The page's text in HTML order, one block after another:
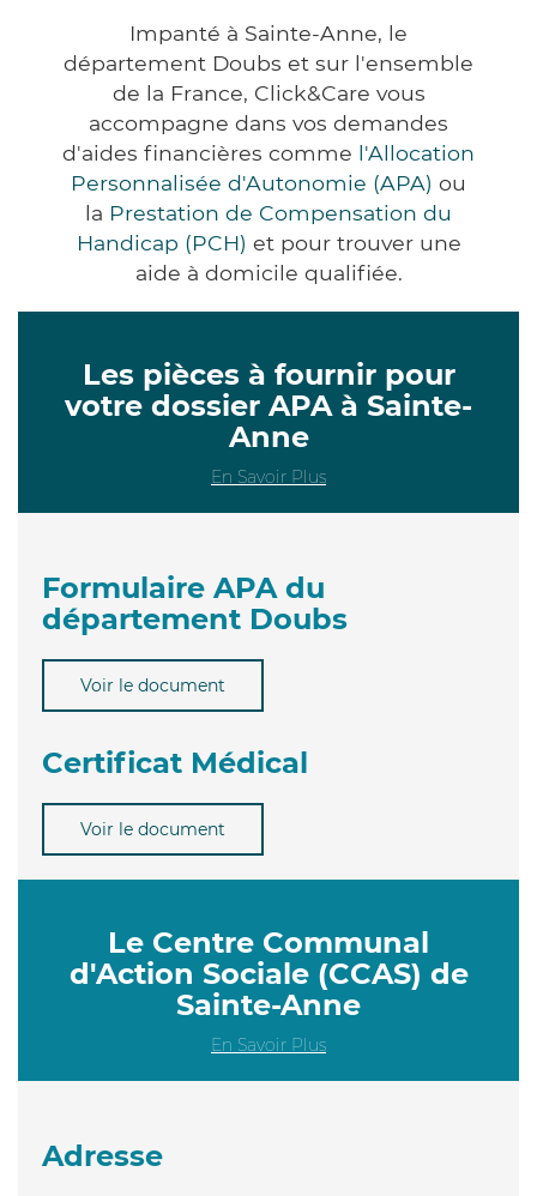
Impanté à Sainte-Anne, le
département Doubs et sur l'ensemble
de la France, Click&Care vous
accompagne dans vos demandes
d'aides financières comme l'Allocation
Personnalisée d'Autonomie (APA) ou
la Prestation de Compensation du
Handicap (PCH) et pour trouver une
aide à domicile qualifiée.
Les pièces à fournir pour
votre dossier APA à Sainte-
Anne
En Savoir Plus
Formulaire APA du
département Doubs
Voir le document
Certificat Médical
Voir le document
Le Centre Communal
d'Action Sociale (CCAS) de
Sainte-Anne
En Savoir Plus
Adresse